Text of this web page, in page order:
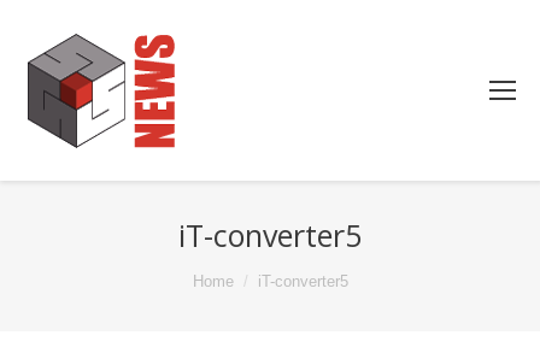
iT-converter5
Home iT-converter5